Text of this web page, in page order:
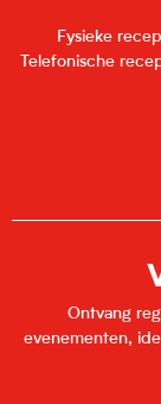
Fysieke
Telefonische
Ontvang
evenementen,